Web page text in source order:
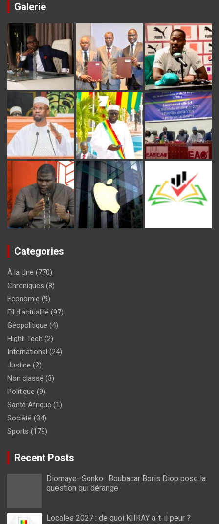
Galerie
Categories
À la Une (770)
Chroniques (8)
Economie (9)
Fil d'actualité (97)
Géopolitique (4)
Hight-Tech (2)
International (24)
Justice (2)
Non classé (3)
Politique (9)
Santé Afrique (1)
Société (34)
Sports (179)
Recent Posts
Diomaye–Sonko : Boubacar Boris Diop pose la
question qui dérange
Locales 2027 : de quoi KIIRAY a-t-il peur ?